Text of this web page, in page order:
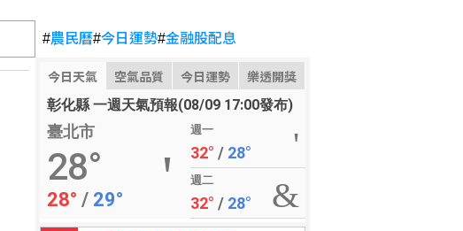
#農民曆#今日運勢#金融股配息
今日天氣 空氣品質 今日運勢 樂透開獎
彰化縣 一週天氣預報(08/09 17:00發布)
臺北市
28°
28° / 29°
週一
32° / 28°
週二
32° / 28°